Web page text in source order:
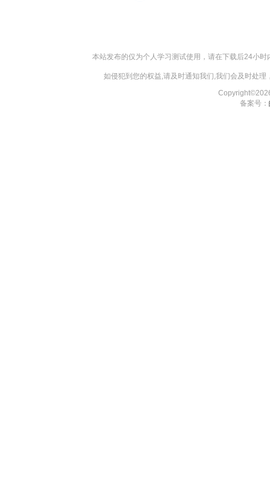
本站发布的仅为个人学习测试使用，请在下载后24小
如侵犯到您的权益,请及时通知我们,我们会及时处
备案号：